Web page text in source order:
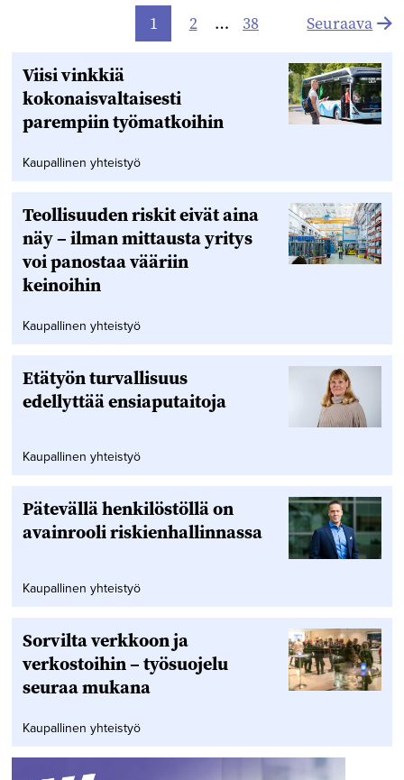
1 2 … 38 Seuraava
Viisi vinkkiä
kokonaisvaltaisesti
parempiin työmatkoihin
Kaupallinen yhteistyö
Teollisuuden riskit eivät aina
näy – ilman mittausta yritys
voi panostaa vääriin
keinoihin
Kaupallinen yhteistyö
Etätyön turvallisuus
edellyttää ensiaputaitoja
Kaupallinen yhteistyö
Pätevällä henkilöstöllä on
avainrooli riskienhallinnassa
Kaupallinen yhteistyö
Sorvilta verkkoon ja
verkostoihin – työsuojelu
seuraa mukana
Kaupallinen yhteistyö